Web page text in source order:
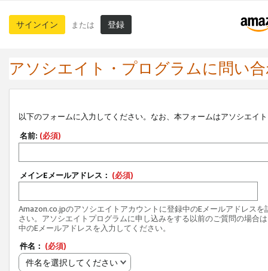
サインイン または 登録
アソシエイト・プログラムに問い
以下のフォームに入力してください。なお、本フォームはアソシエイ
名前: (必須)
メインEメールアドレス： (必須)
Amazon.co.jpのアソシエイトアカウントに登録中のEメールアドレスを
さい。アソシエイトプログラムに申し込みをする以前のご質問の場合
中のEメールアドレスを入力してください。
件名： (必須)
件名を選択してください